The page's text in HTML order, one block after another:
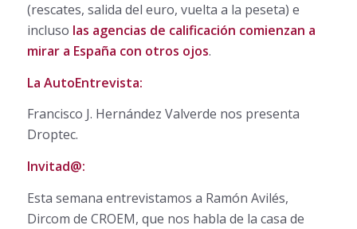
(rescates, salida del euro, vuelta a la peseta) e
incluso las agencias de calificación comienzan a
mirar a España con otros ojos.
La AutoEntrevista:
Francisco J. Hernández Valverde nos presenta
Droptec.
Invitad@:
Esta semana entrevistamos a Ramón Avilés,
Dircom de CROEM, que nos habla de la casa de